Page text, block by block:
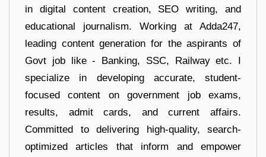
in digital content creation, SEO writing, and
educational journalism. Working at Adda247,
leading content generation for the aspirants of
Govt job like - Banking, SSC, Railway etc. I
specialize in developing accurate, student-
focused content on government job exams,
results, admit cards, and current affairs.
Committed to delivering high-quality, search-
optimized articles that inform and empower